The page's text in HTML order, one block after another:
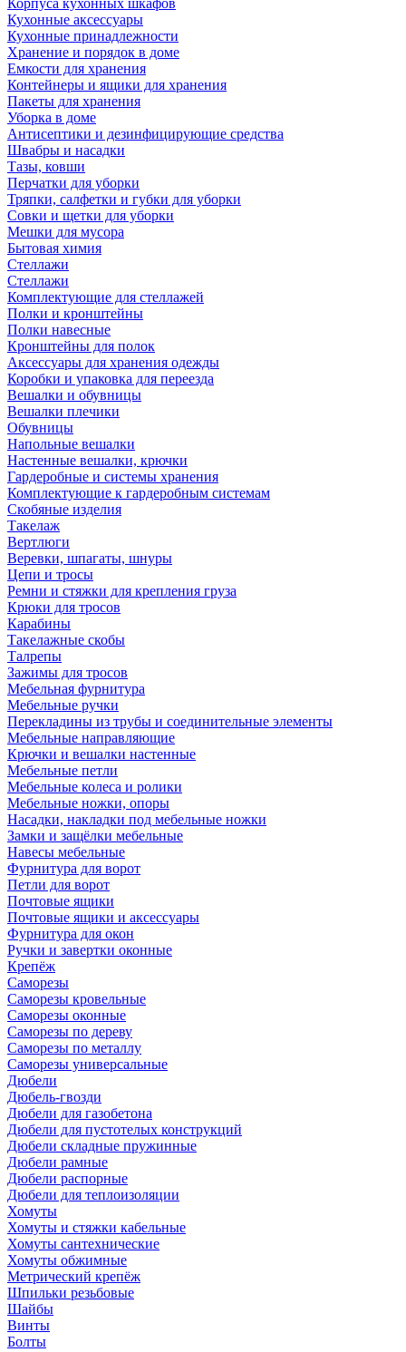
Корпуса кухонных шкафов
Кухонные аксессуары
Кухонные принадлежности
Хранение и порядок в доме
Емкости для хранения
Контейнеры и ящики для хранения
Пакеты для хранения
Уборка в доме
Антисептики и дезинфицирующие средства
Швабры и насадки
Тазы, ковши
Перчатки для уборки
Тряпки, салфетки и губки для уборки
Совки и щетки для уборки
Мешки для мусора
Бытовая химия
Стеллажи
Стеллажи
Комплектующие для стеллажей
Полки и кронштейны
Полки навесные
Кронштейны для полок
Аксессуары для хранения одежды
Коробки и упаковка для переезда
Вешалки и обувницы
Вешалки плечики
Обувницы
Напольные вешалки
Настенные вешалки, крючки
Гардеробные и системы хранения
Комплектующие к гардеробным системам
Скобяные изделия
Такелаж
Вертлюги
Веревки, шпагаты, шнуры
Цепи и тросы
Ремни и стяжки для крепления груза
Крюки для тросов
Карабины
Такелажные скобы
Талрепы
Зажимы для тросов
Мебельная фурнитура
Мебельные ручки
Перекладины из трубы и соединительные элементы
Мебельные направляющие
Крючки и вешалки настенные
Мебельные петли
Мебельные колеса и ролики
Мебельные ножки, опоры
Насадки, накладки под мебельные ножки
Замки и защёлки мебельные
Навесы мебельные
Фурнитура для ворот
Петли для ворот
Почтовые ящики
Почтовые ящики и аксессуары
Фурнитура для окон
Ручки и завертки оконные
Крепёж
Саморезы
Саморезы кровельные
Саморезы оконные
Саморезы по дереву
Саморезы по металлу
Саморезы универсальные
Дюбели
Дюбель-гвозди
Дюбели для газобетона
Дюбели для пустотелых конструкций
Дюбели складные пружинные
Дюбели рамные
Дюбели распорные
Дюбели для теплоизоляции
Хомуты
Хомуты и стяжки кабельные
Хомуты сантехнические
Хомуты обжимные
Метрический крепёж
Шпильки резьбовые
Шайбы
Винты
Болты